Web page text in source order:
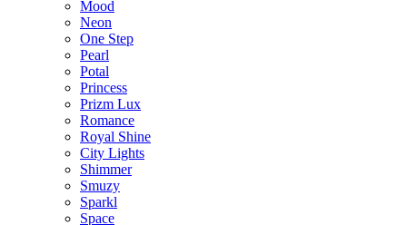
Mood
Neon
One Step
Pearl
Potal
Princess
Prizm Lux
Romance
Royal Shine
City Lights
Shimmer
Smuzy
Sparkl
Space